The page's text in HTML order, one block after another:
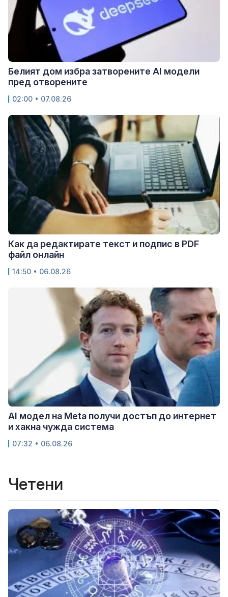
Белият дом избра затворените AI модели
пред отворените
02:00 • 07.08.26
Как да редактирате текст и подпис в PDF
файл онлайн
14:50 • 06.08.26
AI модел на Meta получи достъп до интернет
и хакна чужда система
07:32 • 06.08.26
Четени